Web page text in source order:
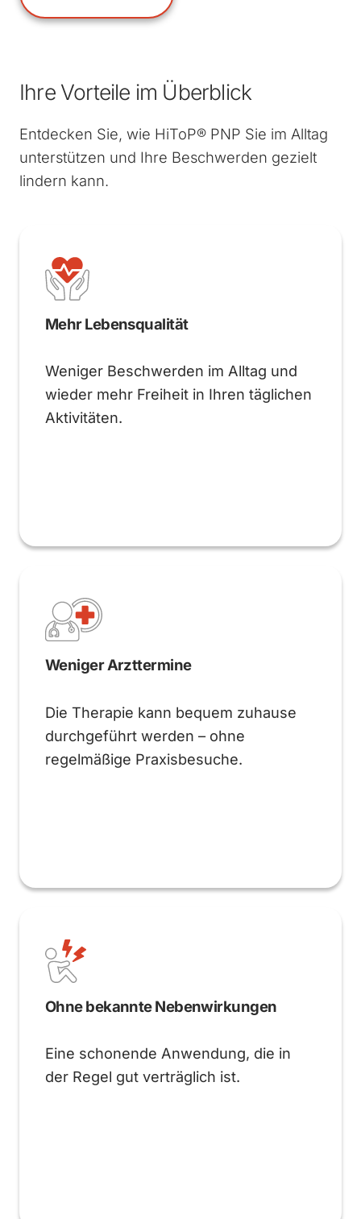
Ihre Vorteile im Überblick
Entdecken Sie, wie HiToP® PNP Sie im Alltag
unterstützen und Ihre Beschwerden gezielt
lindern kann.
Mehr Lebensqualität
Weniger Beschwerden im Alltag und
wieder mehr Freiheit in Ihren täglichen
Aktivitäten.
Weniger Arzttermine
Die Therapie kann bequem zuhause
durchgeführt werden – ohne
regelmäßige Praxisbesuche.
Ohne bekannte Nebenwirkungen
Eine schonende Anwendung, die in
der Regel gut verträglich ist.